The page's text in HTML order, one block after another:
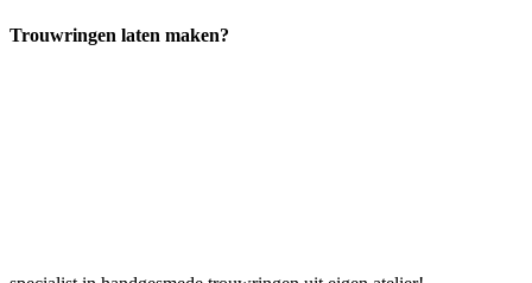
Trouwringen laten maken?